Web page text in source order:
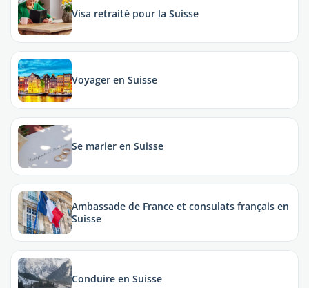
Visa retraité pour la Suisse
Voyager en Suisse
Se marier en Suisse
Ambassade de France et consulats français en
Suisse
Conduire en Suisse